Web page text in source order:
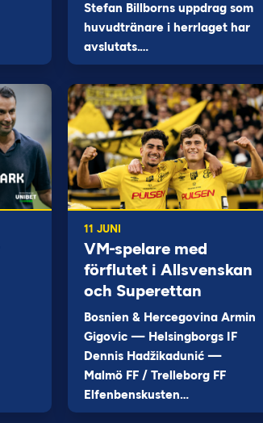
Stefan Billborns uppdrag som
huvudtränare i herrlaget har
avslutats.…
11 JUNI
VM-spelare med
förflutet i Allsvenskan
och Superettan
Bosnien & Hercegovina Armin
Gigovic — Helsingborgs IF
Dennis Hadžikadunić —
Malmö FF / Trelleborg FF
Elfenbenskusten…